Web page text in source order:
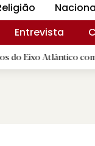
Entrevista
com mais de dois